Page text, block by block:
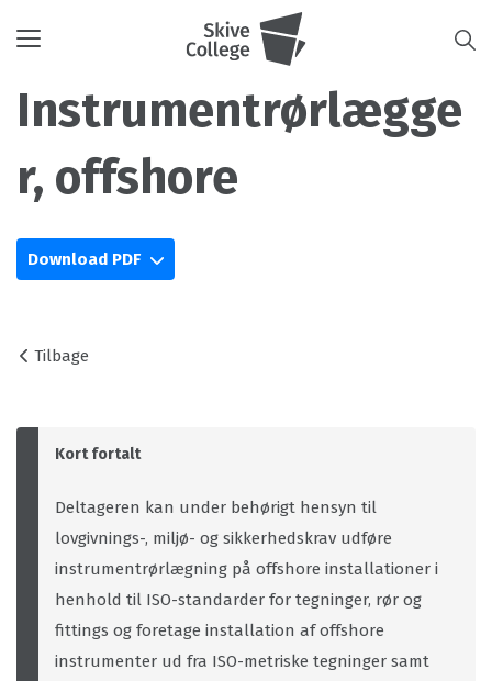
Toggle
Instrumentrørlægge
r, offshore
Download PDF
Tilbage
Kort fortalt
Deltageren kan under behørigt hensyn til
lovgivnings-, miljø- og sikkerhedskrav udføre
instrumentrørlægning på offshore installationer i
henhold til ISO-standarder for tegninger, rør og
fittings og foretage installation af offshore
instrumenter ud fra ISO-metriske tegninger samt